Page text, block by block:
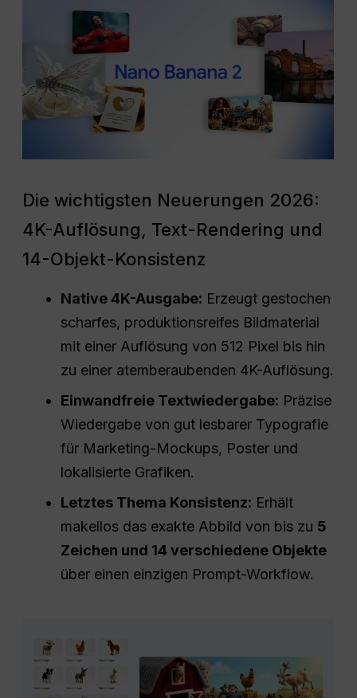
Die wichtigsten Neuerungen 2026:
4K-Auflösung, Text-Rendering und
14-Objekt-Konsistenz
Native 4K-Ausgabe: Erzeugt gestochen
scharfes, produktionsreifes Bildmaterial
mit einer Auflösung von 512 Pixel bis hin
zu einer atemberaubenden 4K-Auflösung.
Einwandfreie Textwiedergabe: Präzise
Wiedergabe von gut lesbarer Typografie
für Marketing-Mockups, Poster und
lokalisierte Grafiken.
Letztes Thema Konsistenz: Erhält
makellos das exakte Abbild von bis zu 5
Zeichen und 14 verschiedene Objekte
über einen einzigen Prompt-Workflow.